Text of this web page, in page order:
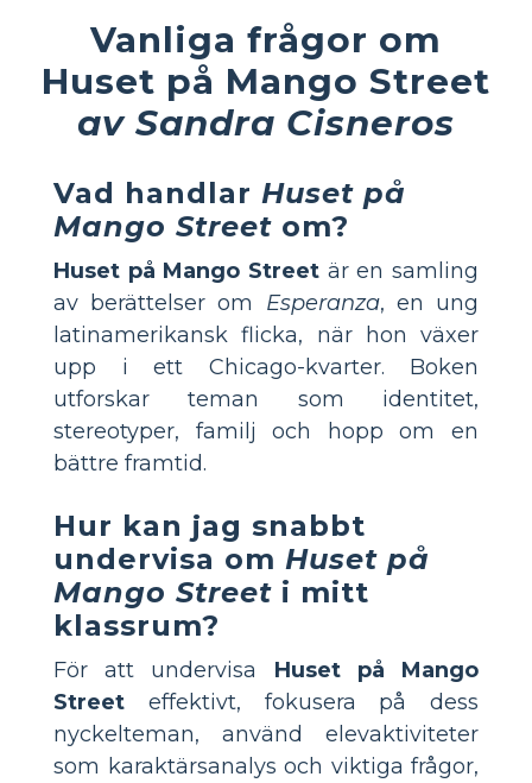
Vanliga frågor om
Huset på Mango Street
av Sandra Cisneros
Vad handlar Huset på
Mango Street om?
Huset på Mango Street är en samling
av berättelser om Esperanza, en ung
latinamerikansk flicka, när hon växer
upp i ett Chicago-kvarter. Boken
utforskar teman som identitet,
stereotyper, familj och hopp om en
bättre framtid.
Hur kan jag snabbt
undervisa om Huset på
Mango Street i mitt
klassrum?
För att undervisa Huset på Mango
Street effektivt, fokusera på dess
nyckelteman, använd elevaktiviteter
som karaktärsanalys och viktiga frågor,